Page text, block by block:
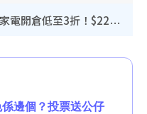
廚具開倉｜特福Tefal廚具/家電開倉低至3折！$220起買平底鍋/炒鑊/湯煲！電飯煲/吸塵機/燙斗$418起